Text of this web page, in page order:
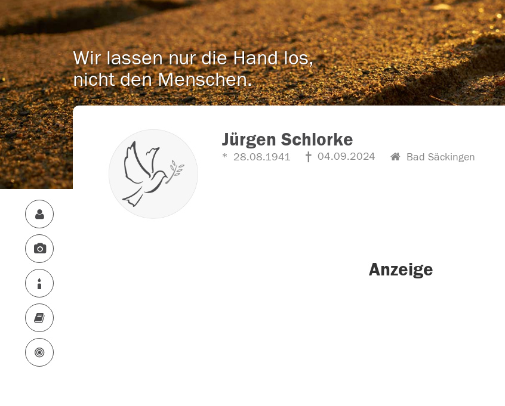
Wir lassen nur die Hand los,
nicht den Menschen.
Jürgen Schlorke
28.08.1941 04.09.2024 Bad Säckingen
Anzeige